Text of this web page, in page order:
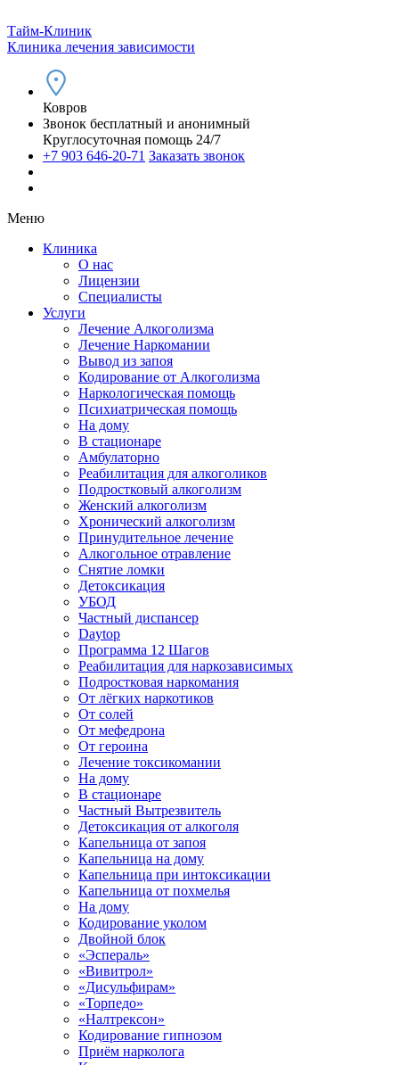
Тайм-Клиник
Клиника лечения зависимости
Ковров
Звонок бесплатный и анонимный
Круглосуточная помощь 24/7
+7 903 646-20-71 Заказать звонок
Меню
Клиника
О нас
Лицензии
Специалисты
Услуги
Лечение Алкоголизма
Лечение Наркомании
Вывод из запоя
Кодирование от Алкоголизма
Наркологическая помощь
Психиатрическая помощь
На дому
В стационаре
Амбулаторно
Реабилитация для алкоголиков
Подростковый алкоголизм
Женский алкоголизм
Хронический алкоголизм
Принудительное лечение
Алкогольное отравление
Снятие ломки
Детоксикация
УБОД
Частный диспансер
Daytop
Программа 12 Шагов
Реабилитация для наркозависимых
Подростковая наркомания
От лёгких наркотиков
От солей
От мефедрона
От героина
Лечение токсикомании
На дому
В стационаре
Частный Вытрезвитель
Детоксикация от алкоголя
Капельница от запоя
Капельница на дому
Капельница при интоксикации
Капельница от похмелья
На дому
Кодирование уколом
Двойной блок
«Эспераль»
«Вивитрол»
«Дисульфирам»
«Торпедо»
«Налтрексон»
Кодирование гипнозом
Приём нарколога